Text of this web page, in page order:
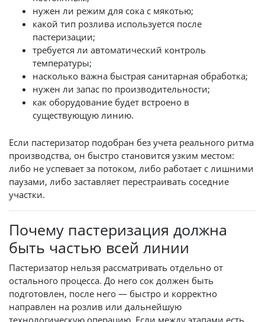
нужен ли режим для сока с мякотью;
какой тип розлива используется после
пастеризации;
требуется ли автоматический контроль
температуры;
насколько важна быстрая санитарная обработка;
нужен ли запас по производительности;
как оборудование будет встроено в
существующую линию.
​​​​​​​Если пастеризатор подобран без учета реального ритма
производства, он быстро становится узким местом:
либо не успевает за потоком, либо работает с лишними
паузами, либо заставляет перестраивать соседние
участки.
Почему пастеризация должна
быть частью всей линии
Пастеризатор нельзя рассматривать отдельно от
остального процесса. До него сок должен быть
подготовлен, после него — быстро и корректно
направлен на розлив или дальнейшую